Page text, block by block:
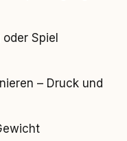
Spiel
– Druck und